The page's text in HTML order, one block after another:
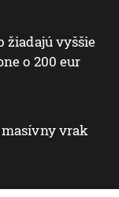
žiadajú vyššie
o 200 eur
vrak